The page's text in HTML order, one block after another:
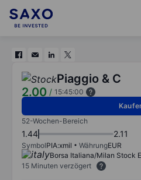
Piaggio & C
2.00 / 15:45:00
52-Wochen-Bereich
1.44 2.11
SymbolPIA:xmil WährungEUR
Borsa Italiana/Milan Stock
15 Minuten verzögert